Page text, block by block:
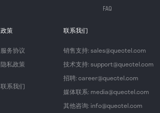
FAQ
政策
服务协议
隐私政策
联系我们
联系我们
销售支持: sales@quectel.com
技术支持: support@quectel.com
招聘: career@quectel.com
媒体联系: media@quectel.com
其他咨询: info@quectel.com